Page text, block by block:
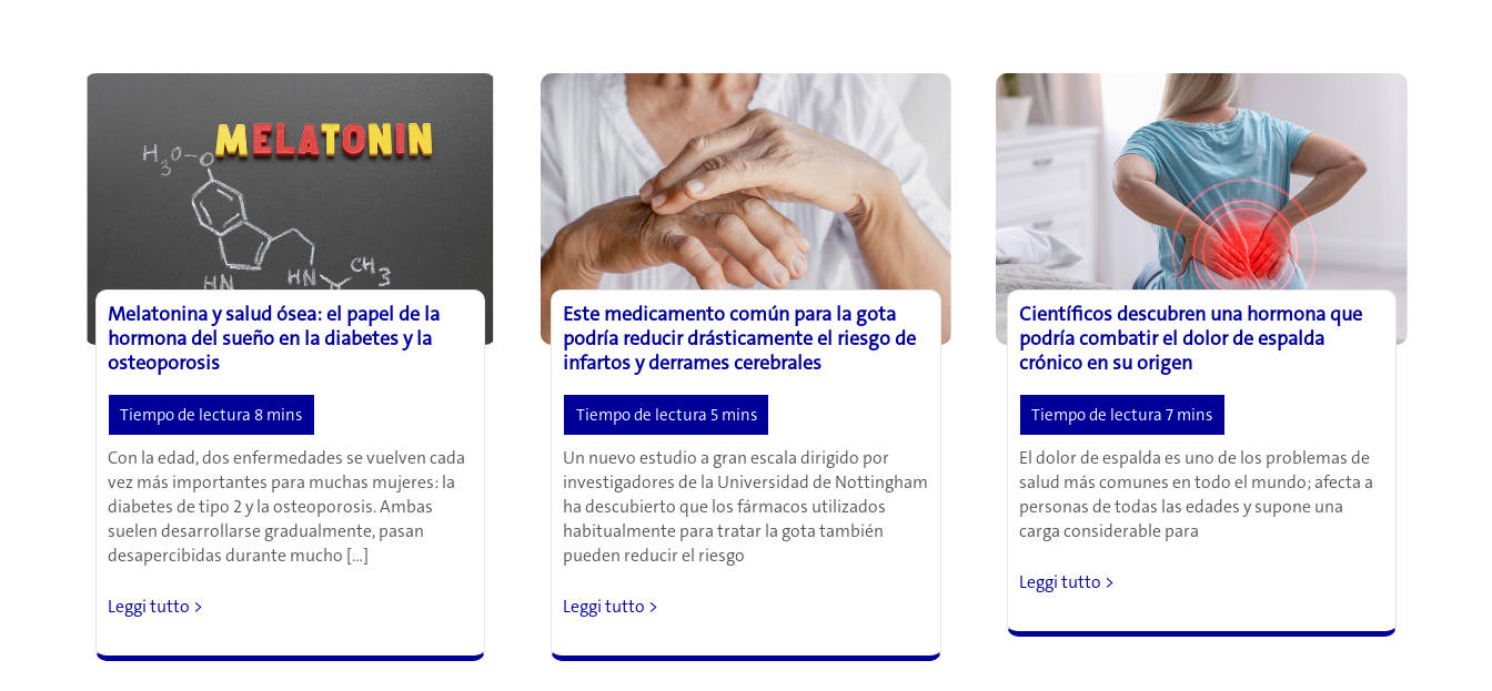
Melatonina y salud ósea: el papel de la
hormona del sueño en la diabetes y la
osteoporosis
Con la edad, dos enfermedades se vuelven cada
vez más importantes para muchas mujeres: la
diabetes de tipo 2 y la osteoporosis. Ambas
suelen desarrollarse gradualmente, pasan
desapercibidas durante mucho […]
Melatonina
salud
Leggi tutto >
Este medicamento común para la gota
podría reducir drásticamente el riesgo de
infartos y derrames cerebrales
Un nuevo estudio a gran escala dirigido por
investigadores de la Universidad de Nottingham
ha descubierto que los fármacos utilizados
habitualmente para tratar la gota también
pueden reducir el riesgo
Este
común
Leggi tutto >
Científicos descubren una hormona que
podría combatir el dolor de espalda
crónico en su origen
El dolor de espalda es uno de los problemas de
salud más comunes en todo el mundo; afecta a
personas de todas las edades y supone una
carga considerable para
Científicos
una
Leggi tutto >